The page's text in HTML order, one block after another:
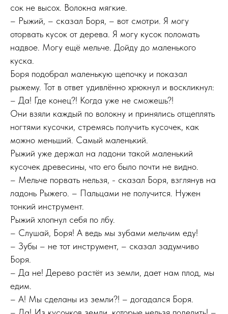
сок не высох. Волокна мягкие.
– Рыжий, – сказал Боря, – вот смотри. Я могу
оторвать кусок от дерева. Я могу кусок поломать
надвое. Могу ещё мельче. Дойду до маленького
куска.
Боря подобрал маленькую щепочку и показал
рыжему. Тот в ответ удивлённо хрюкнул и воскликнул:
– Да! Где конец?! Когда уже не сможешь?!
Они взяли каждый по волокну и принялись отщеплять
ногтями кусочки, стремясь получить кусочек, как
можно меньший. Самый маленький.
Рыжий уже держал на ладони такой маленький
кусочек древесины, что его было почти не видно.
– Мельче порвать нельзя, - сказал Боря, взглянув на
ладонь Рыжего. – Пальцами не получится. Нужен
тонкий инструмент.
Рыжий хлопнул себя по лбу.
– Слушай, Боря! А ведь мы зубами мельчим еду!
– Зубы – не тот инструмент, – сказал задумчиво
Боря.
– Да не! Дерево растёт из земли, дает нам плод, мы
едим.
– А! Мы сделаны из земли?! – догадался Боря.